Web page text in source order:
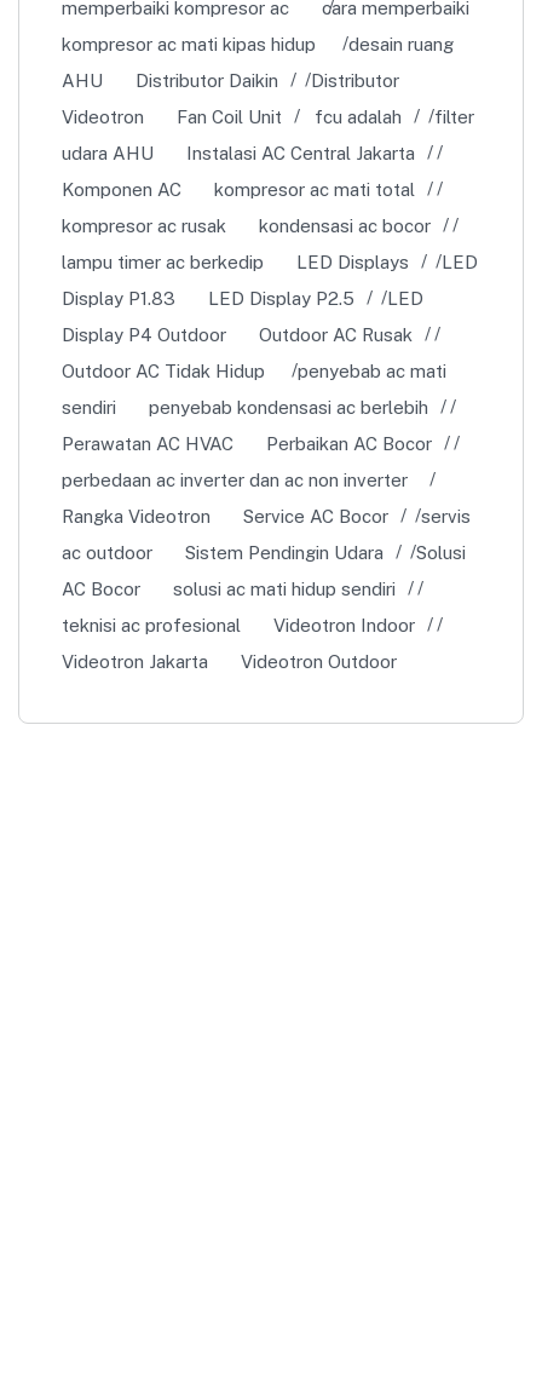
memperbaiki kompresor ac
cara memperbaiki
kompresor ac mati kipas hidup
desain ruang
AHU
Distributor Daikin
Distributor
Videotron
Fan Coil Unit fcu adalah
filter
udara AHU
Instalasi AC Central Jakarta
Komponen AC
kompresor ac mati total
kompresor ac rusak
kondensasi ac bocor
lampu timer ac berkedip
LED Displays
LED
Display P1.83
LED Display P2.5
LED
Display P4 Outdoor
Outdoor AC Rusak
Outdoor AC Tidak Hidup
penyebab ac mati
sendiri
penyebab kondensasi ac berlebih
Perawatan AC HVAC
Perbaikan AC Bocor
perbedaan ac inverter dan ac non inverter
Rangka Videotron
Service AC Bocor
servis
ac outdoor
Sistem Pendingin Udara
Solusi
AC Bocor
solusi ac mati hidup sendiri
teknisi ac profesional
Videotron Indoor
Videotron Jakarta
Videotron Outdoor